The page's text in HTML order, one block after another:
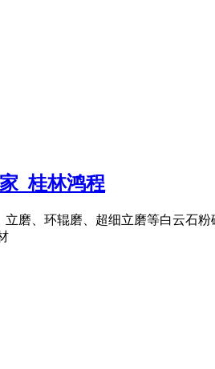
_桂林鸿程
磨、环辊磨、超细立磨等白云石